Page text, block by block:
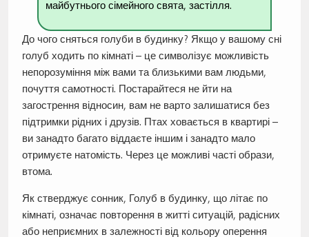
майбутнього сімейного свята, застілля.
До чого сняться голуби в будинку? Якщо у вашому сні
голуб ходить по кімнаті – це символізує можливість
непорозуміння між вами та близькими вам людьми,
почуття самотності. Постарайтеся не йти на
загострення відносин, вам не варто залишатися без
підтримки рідних і друзів. Птах ховається в квартирі –
ви занадто багато віддаєте іншим і занадто мало
отримуєте натомість. Через це можливі часті образи,
втома.
Як стверджує сонник, Голуб в будинку, що літає по
кімнаті, означає повторення в житті ситуацій, радісних
або неприємних в залежності від кольору оперення